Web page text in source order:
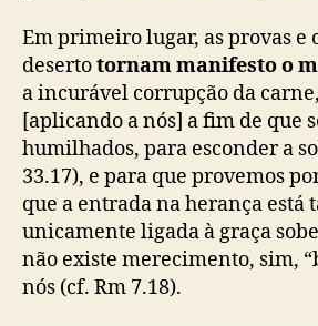
Em primeiro lugar, as provas e
desertotornam manifesto o
a incurável corrupção da
[aplicando a nós] a fim de que
humilhados, para esconder a
33.17), e para que provemos
que a entrada na herança está
unicamente ligada à graça
não existe merecimento, sim,
nós (cf. Rm 7.18).